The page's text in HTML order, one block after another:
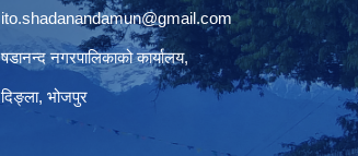
ito.shadanandamun@gmail.com
षडानन्द नगरपालिकाको कार्यालय,
दिङ्ला, भोजपुर